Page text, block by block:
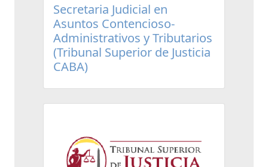
Secretaria Judicial en
Asuntos Contencioso-
Administrativos y Tributarios
(Tribunal Superior de Justicia
CABA)